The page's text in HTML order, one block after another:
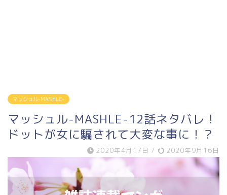
マッシュル-MASHLE-
マッシュル-MASHLE-12話ネタバレ！
ドットが女に騙されて大変な事に！？
2020年4月17日 / 2020年9月16日